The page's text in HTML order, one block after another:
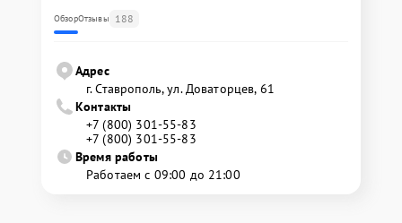
ОбзорОтзывы 188
Адрес
г. Ставрополь, ул. Доваторцев, 61
Контакты
+7 (800) 301-55-83
+7 (800) 301-55-83
Время работы
Работаем с 09:00 до 21:00